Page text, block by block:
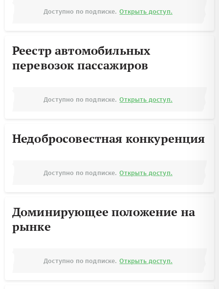
Доступно по подписке. Открыть доступ.
Реестр автомобильных
перевозок пассажиров
Доступно по подписке. Открыть доступ.
Недобросовестная конкуренция
Доступно по подписке. Открыть доступ.
Доминирующее положение на
рынке
Доступно по подписке. Открыть доступ.